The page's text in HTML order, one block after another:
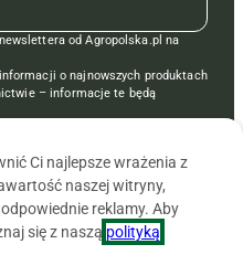
od Agropolska.pl na
o najnowszych produktach
– informacje te będą
Ci najlepsze wrażenia z
naszej witryny,
reklamy. Aby
się z naszą polityką